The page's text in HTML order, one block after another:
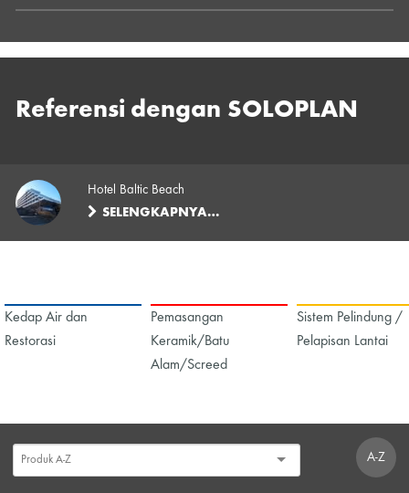
Referensi dengan SOLOPLAN
Hotel Baltic Beach
SELENGKAPNYA…
Kedap Air dan
Restorasi
Pemasangan
Keramik/Batu
Alam/Screed
Sistem Pelindung /
Pelapisan Lantai
A-Z